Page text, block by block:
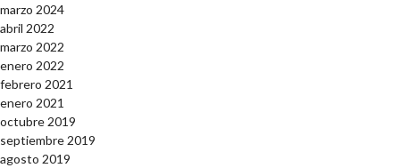
marzo 2024
abril 2022
marzo 2022
enero 2022
febrero 2021
enero 2021
octubre 2019
septiembre 2019
agosto 2019